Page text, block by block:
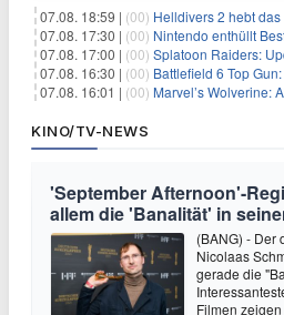
07.08. 18:59 | (00) Helldivers 2 hebt das Level-Limit
07.08. 17:30 | (00) Nintendo enthüllt Bestseller: Diese
07.08. 17:00 | (00) Splatoon Raiders: Update
07.08. 16:30 | (00) Battlefield 6 Top Gun: Offizielles
07.08. 16:01 | (00) Marvel’s Wolverine:
KINO/TV-NEWS
'September Afternoon'-
allem die 'Banalität' in
(BANG) - Der
Nicolaas
gerade die
Filmen